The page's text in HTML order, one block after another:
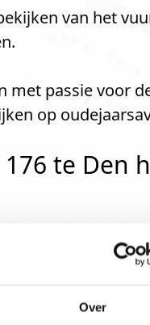
Over
van het
met passie voor
op
te Den
U bent